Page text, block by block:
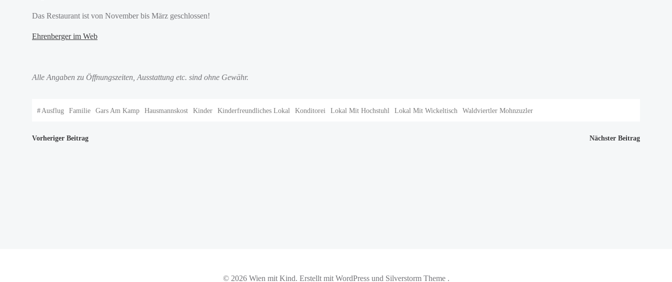
Das Restaurant ist von November bis März geschlossen!
Ehrenberger im Web
Alle Angaben zu Öffnungszeiten, Ausstattung etc. sind ohne Gewähr.
#Ausflug Familie Gars Am Kamp Hausmannskost Kinder Kinderfreundliches Lokal Konditorei Lokal Mit Hochstuhl Lokal Mit Wickeltisch Waldviertler Mohnzuzler
Beitragsnavigation
Vorheriger Beitrag Nächster Beitrag
© 2026 Wien mit Kind. Erstellt mit WordPress und Silverstorm Theme .